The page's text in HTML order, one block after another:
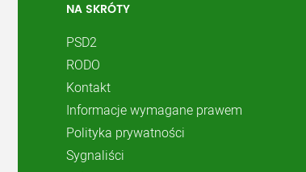
NA SKRÓTY
PSD2
RODO
Kontakt
Informacje wymagane prawem
Polityka prywatności
Sygnaliści